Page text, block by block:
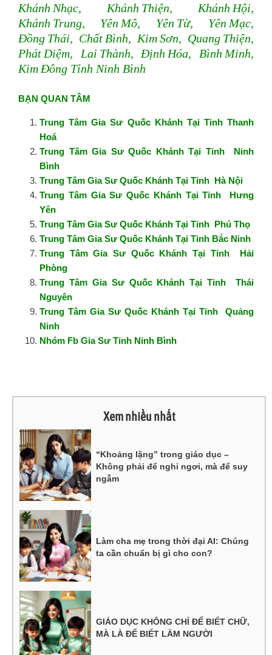
Khánh Nhạc, Khánh Thiện, Khánh Hội,
Khánh Trung, Yên Mô, Yên Từ, Yên Mạc,
Đồng Thái, Chất Bình, Kim Sơn, Quang Thiện,
Phát Diệm, Lai Thành, Định Hóa, Bình Minh,
Kim Đông Tỉnh Ninh Bình
BẠN QUAN TÂM
Trung Tâm Gia Sư Quốc Khánh Tại Tỉnh Thanh
Hoá
Trung Tâm Gia Sư Quốc Khánh Tại Tỉnh Ninh
Bình
Trung Tâm Gia Sư Quốc Khánh Tại Tỉnh Hà Nội
Trung Tâm Gia Sư Quốc Khánh Tại Tỉnh Hưng
Yên
Trung Tâm Gia Sư Quốc Khánh Tại Tỉnh Phú Thọ
Trung Tâm Gia Sư Quốc Khánh Tại Tỉnh Bắc Ninh
Trung Tâm Gia Sư Quốc Khánh Tại Tỉnh Hải
Phòng
Trung Tâm Gia Sư Quốc Khánh Tại Tỉnh Thái
Nguyên
Trung Tâm Gia Sư Quốc Khánh Tại Tỉnh Quảng
Ninh
Nhóm Fb Gia Sư Tỉnh Ninh Bình
Xem nhiều nhất
“Khoảng lặng” trong giáo dục –
Không phải để nghỉ ngơi, mà để suy
ngẫm
Làm cha mẹ trong thời đại AI: Chúng
ta cần chuẩn bị gì cho con?
GIÁO DỤC KHÔNG CHỈ ĐỂ BIẾT CHỮ,
MÀ LÀ ĐỂ BIẾT LÀM NGƯỜI